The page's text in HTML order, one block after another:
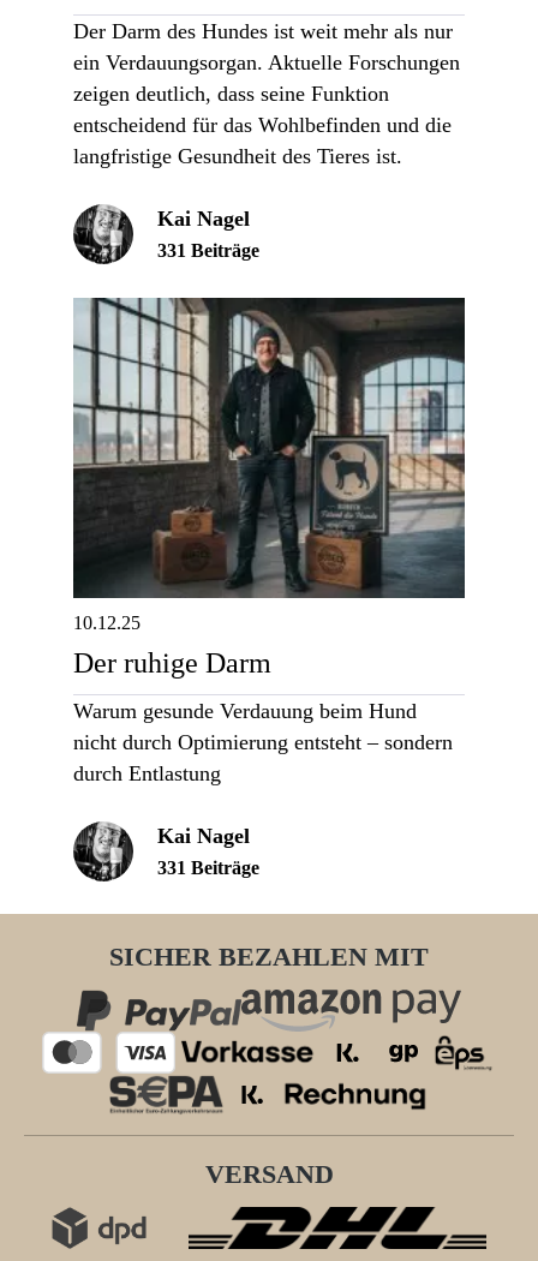
Der Darm des Hundes ist weit mehr als nur
ein Verdauungsorgan. Aktuelle Forschungen
zeigen deutlich, dass seine Funktion
entscheidend für das Wohlbefinden und die
langfristige Gesundheit des Tieres ist.
Kai Nagel
331 Beiträge
10.12.25
Der ruhige Darm
Warum gesunde Verdauung beim Hund
nicht durch Optimierung entsteht – sondern
durch Entlastung
Kai Nagel
331 Beiträge
SICHER BEZAHLEN MIT
VERSAND